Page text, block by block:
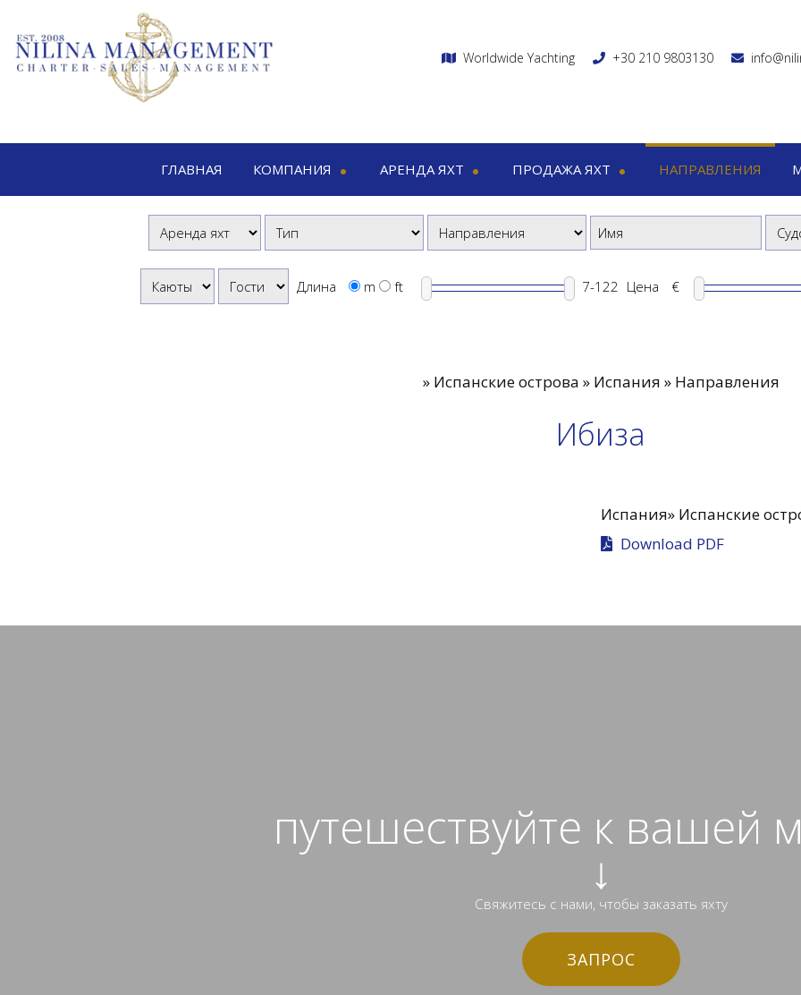
Worldwide Yachting +30 210 9803130
ГЛАВНАЯ
КОМПАНИЯ
Nilina Management
Офисы & Команды
Шоу & Выставки
АРЕНДА ЯХТ
Аренда яхт
Мега яхты
Моторные яхты
Моторно-парусные яхты
Парусные яхты
ПРОДАЖА ЯХТ
Продажа яхт
Моторные яхты
Моторно-парусные яхты
НАПРАВЛЕНИЯ
1-7
8-15
Длина m ft Цена €
» Испанские острова » Испания » Направления
Ибиза
Испания» Испанские
Download PDF
путешествуйте к вашей
↓
Свяжитесь с нами, чтобы заказать яхту
ЗАПРОС